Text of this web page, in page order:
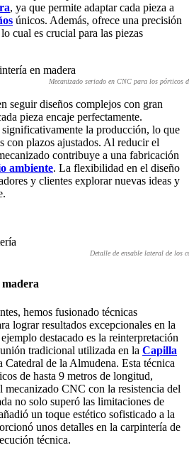
, ya que permite adaptar cada pieza a
únicos. Además, ofrece una precisión
cual es crucial para las piezas
Mecanizado seriado en CNC para los pórticos
seguir diseños complejos con gran
pieza encaje perfectamente.
significativamente la producción, lo que
con plazos ajustados. Al reducir el
contribuye a una fabricación
ambiente. La flexibilidad en el diseño
y clientes explorar nuevas ideas y
Detalle de ensable lateral de los
hemos fusionado técnicas
lograr resultados excepcionales en la
destacado es la reinterpretación
tradicional utilizada en la Capilla
Catedral de la Almudena. Esta técnica
de hasta 9 metros de longitud,
CNC con la resistencia del
no solo superó las limitaciones de
un toque estético sofisticado a la
unos detalles en la carpintería de
técnica.